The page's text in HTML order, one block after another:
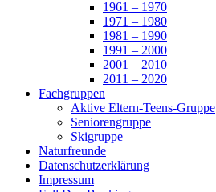
1961 – 1970
1971 – 1980
1981 – 1990
1991 – 2000
2001 – 2010
2011 – 2020
Fachgruppen
Aktive Eltern-Teens-Gruppe
Seniorengruppe
Skigruppe
Naturfreunde
Datenschutzerklärung
Impressum